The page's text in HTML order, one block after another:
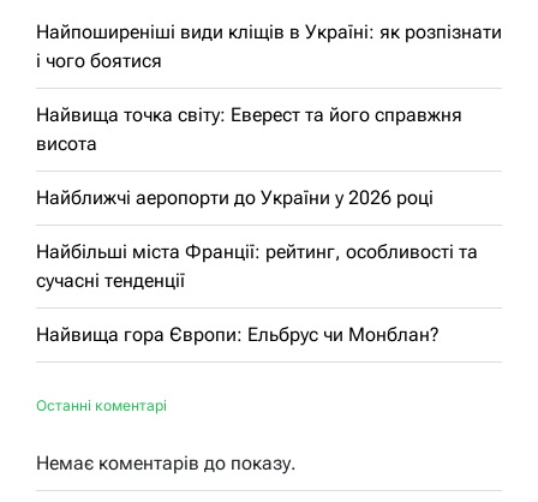
Найпоширеніші види кліщів в Україні: як розпізнати
і чого боятися
Найвища точка світу: Еверест та його справжня
висота
Найближчі аеропорти до України у 2026 році
Найбільші міста Франції: рейтинг, особливості та
сучасні тенденції
Найвища гора Європи: Ельбрус чи Монблан?
Останні коментарі
Немає коментарів до показу.